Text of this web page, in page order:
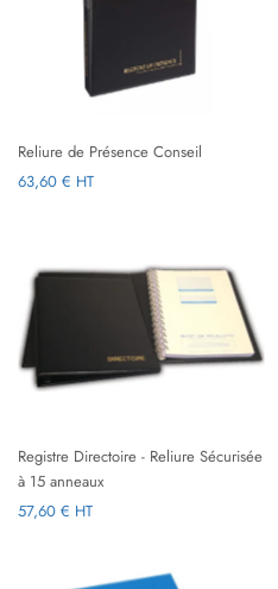
Reliure de Présence Conseil
63,60 € HT
Registre Directoire - Reliure Sécurisée
à 15 anneaux
57,60 € HT